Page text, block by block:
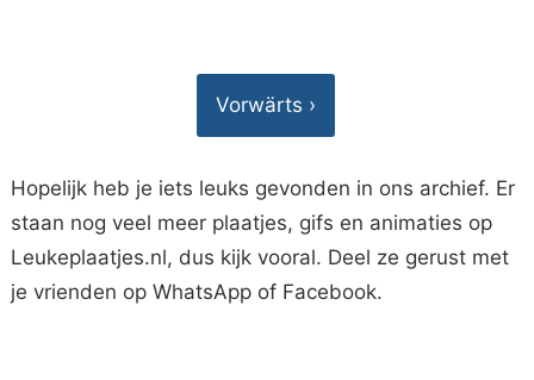
Vorwärts ›
Hopelijk heb je iets leuks gevonden in ons archief. Er
staan nog veel meer plaatjes, gifs en animaties op
Leukeplaatjes.nl, dus kijk vooral. Deel ze gerust met
je vrienden op WhatsApp of Facebook.